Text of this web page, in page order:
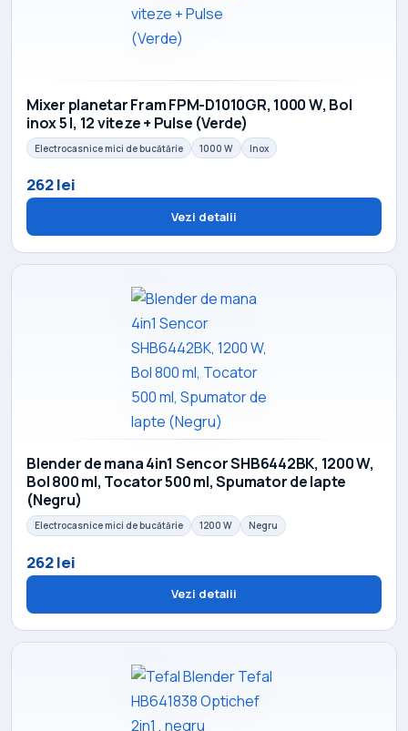
Mixer planetar Fram FPM-D1010GR, 1000 W, Bol
inox 5 l, 12 viteze + Pulse (Verde)
Electrocasnice mici de bucătărie 1000 W Inox
262 lei
Vezi detalii
Blender de mana 4in1 Sencor SHB6442BK, 1200 W,
Bol 800 ml, Tocator 500 ml, Spumator de lapte
(Negru)
Electrocasnice mici de bucătărie 1200 W Negru
262 lei
Vezi detalii